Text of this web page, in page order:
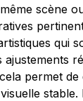
scène
qui
ajustements
permet
stable.